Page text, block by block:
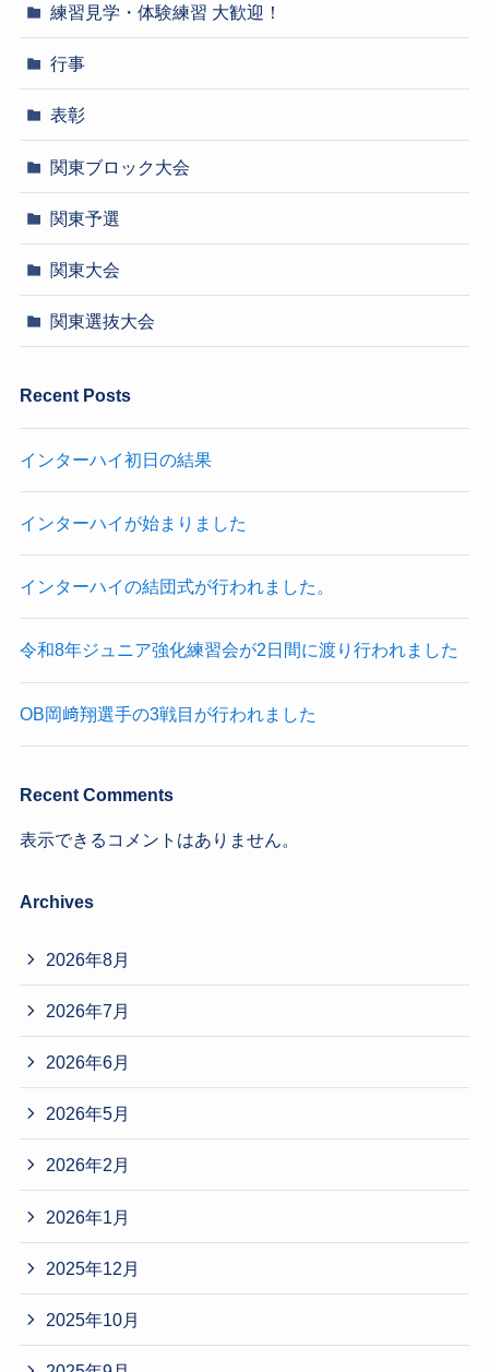
練習見学・体験練習 大歓迎！
行事
表彰
関東ブロック大会
関東予選
関東大会
関東選抜大会
Recent Posts
インターハイ初日の結果
インターハイが始まりました
インターハイの結団式が行われました。
令和8年ジュニア強化練習会が2日間に渡り行われました
OB岡﨑翔選手の3戦目が行われました
Recent Comments
表示できるコメントはありません。
Archives
2026年8月
2026年7月
2026年6月
2026年5月
2026年2月
2026年1月
2025年12月
2025年10月